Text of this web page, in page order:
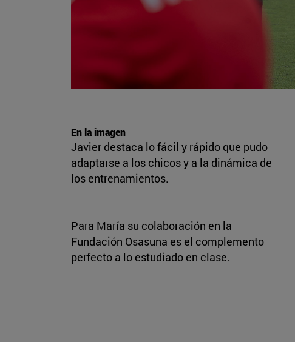
En la imagen
Javier destaca lo fácil y rápido que pudo
adaptarse a los chicos y a la dinámica de
los entrenamientos.
Para María su colaboración en la
Fundación Osasuna es el complemento
perfecto a lo estudiado en clase.